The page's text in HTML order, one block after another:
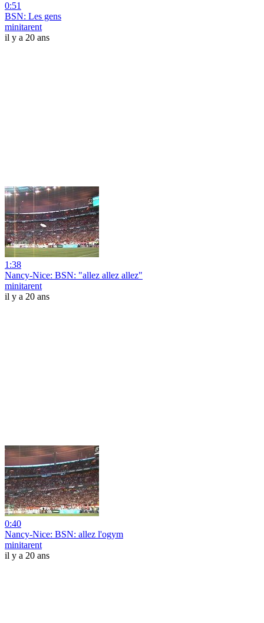
0:51
BSN: Les gens
minitarent
il y a 20 ans
1:38
Nancy-Nice: BSN: "allez allez allez"
minitarent
il y a 20 ans
0:40
Nancy-Nice: BSN: allez l'ogym
minitarent
il y a 20 ans